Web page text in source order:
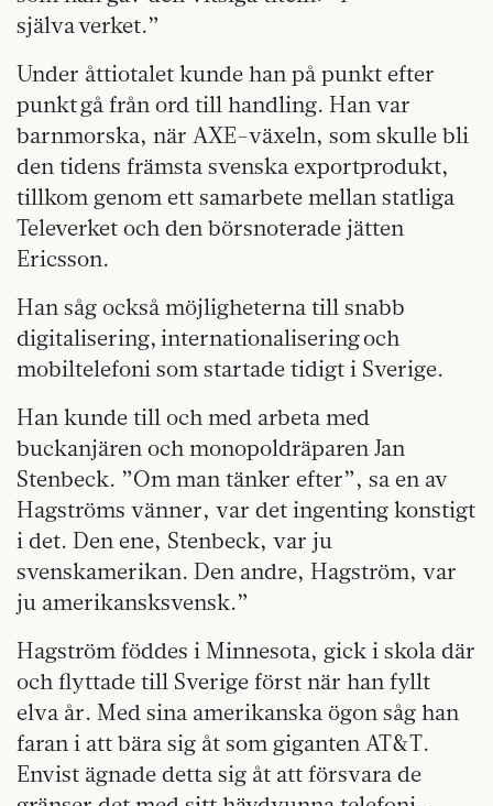
själva verket.”
Under åttiotalet kunde han på punkt efter
punkt gå från ord till handling. Han var
barnmorska, när AXE-växeln, som skulle bli
den tidens främsta svenska exportprodukt,
tillkom genom ett samarbete mellan statliga
Televerket och den börsnoterade jätten
Ericsson.
Han såg också möjligheterna till snabb
digitalisering, internationalisering och
mobiltelefoni som startade tidigt i Sverige.
Han kunde till och med arbeta med
buckanjären och monopoldräparen Jan
Stenbeck. ”Om man tänker efter”, sa en av
Hagströms vänner, var det ingenting konstigt
i det. Den ene, Stenbeck, var ju
svenskamerikan. Den andre, Hagström, var
ju amerikansksvensk.”
Hagström föddes i Minnesota, gick i skola där
och flyttade till Sverige först när han fyllt
elva år. Med sina amerikanska ögon såg han
faran i att bära sig åt som giganten AT&T.
Envist ägnade detta sig åt att försvara de